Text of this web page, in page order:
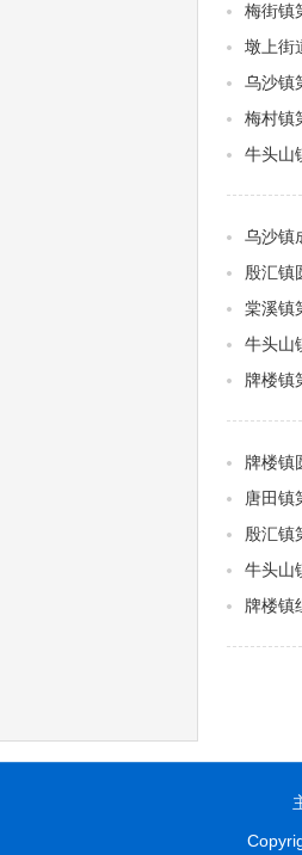
梅街镇
墩上街
乌沙镇
梅村镇
牛头山
乌沙镇
殷汇镇
棠溪镇
牛头山
牌楼镇
牌楼镇
唐田镇
殷汇镇
牛头山
牌楼镇